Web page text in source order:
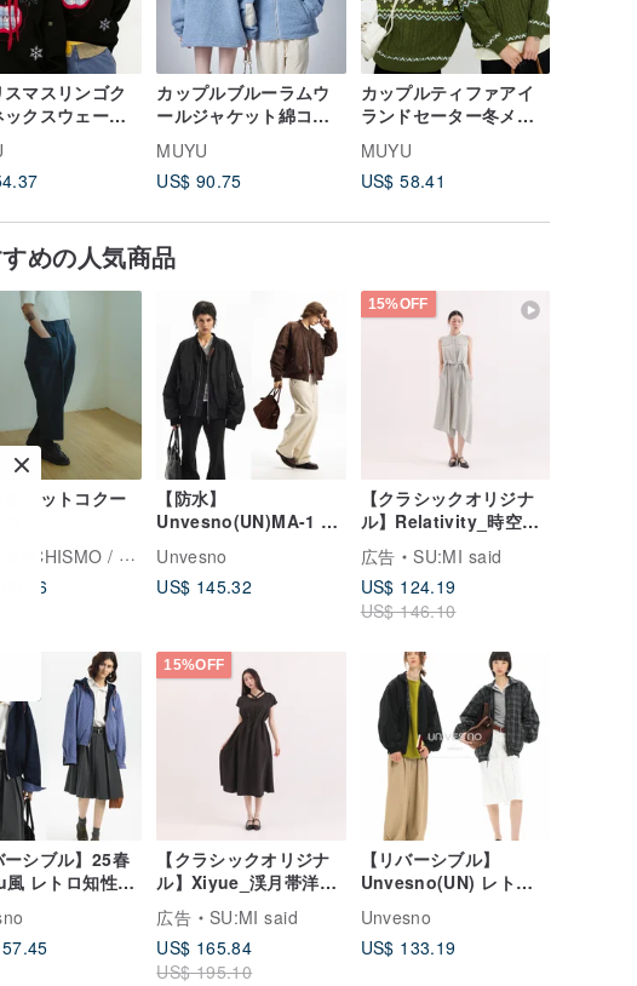
マスリンゴク
クスウェータ
スベルトカッ
ア愛刺繍トッ
カップルブルーラムウ
ールジャケット綿コー
トメンズ冬綿コートコ
ート女性
MUYU
US$ 90.75
カップルティファアイ
ランドセーター冬メン
ズツイストニット
MUYU
US$ 58.41
めの人気商品
ポケットコクー
MACHISMO / マチスモ
【防水】
Unvesno(UN)MA-1 再
構築ショートワイド ボ
ンバーワーク中綿ジャ
ケット 男女兼用
Unvesno
US$ 145.32
15%OFF
【クラシックオリジナ
ル】Relativity_時空ア
シンメトリードレス
_CLD002_浅緑
広告
SU:MI said
US$ 124.19
US$ 146.10
ーシブル】25春
レトロ知性ス
ェック柄パー
ター
15%OFF
【クラシックオリジナ
ル】Xiyue_渓月帯洋装
_CLD035_黑
広告
SU:MI said
US$ 165.84
US$ 195.10
【リバーシブル】
Unvesno(UN) レトロ
プリーツ カジュアル ス
ポーツ 通勤 無地チェッ
ク柄ジャケット
Unvesno
US$ 133.19